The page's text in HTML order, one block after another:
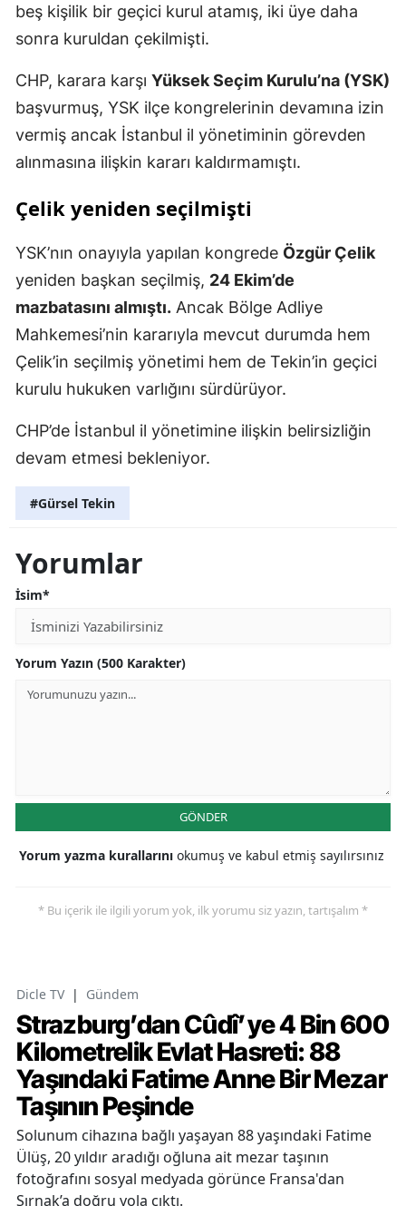
beş kişilik bir geçici kurul atamış, iki üye daha
sonra kuruldan çekilmişti.
CHP, karara karşı Yüksek Seçim Kurulu’na (YSK)
başvurmuş, YSK ilçe kongrelerinin devamına izin
vermiş ancak İstanbul il yönetiminin görevden
alınmasına ilişkin kararı kaldırmamıştı.
Çelik yeniden seçilmişti
YSK’nın onayıyla yapılan kongrede Özgür Çelik
yeniden başkan seçilmiş, 24 Ekim’de
mazbatasını almıştı. Ancak Bölge Adliye
Mahkemesi’nin kararıyla mevcut durumda hem
Çelik’in seçilmiş yönetimi hem de Tekin’in geçici
kurulu hukuken varlığını sürdürüyor.
CHP’de İstanbul il yönetimine ilişkin belirsizliğin
devam etmesi bekleniyor.
#Gürsel Tekin
Yorumlar
İsim*
Yorum Yazın (500 Karakter)
GÖNDER
Yorum yazma kurallarını okumuş ve kabul etmiş sayılırsınız
* Bu içerik ile ilgili yorum yok, ilk yorumu siz yazın, tartışalım *
Dicle TV | Gündem
Strazburg’dan Cûdî’ye 4 Bin 600
Kilometrelik Evlat Hasreti: 88
Yaşındaki Fatime Anne Bir Mezar
Taşının Peşinde
Solunum cihazına bağlı yaşayan 88 yaşındaki Fatime
Ülüş, 20 yıldır aradığı oğluna ait mezar taşının
fotoğrafını sosyal medyada görünce Fransa'dan
Şırnak’a doğru yola çıktı.